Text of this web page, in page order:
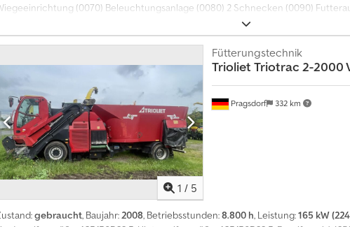
(0070) Beleuchtungsanlage (0080) 2 Schnecken (0090)
1 / 5
Pragsdorf 332 km
Fütterungstechnik
Trioliet Triotrac 2-2000
gebraucht, Baujahr:2008, Betriebsstunden:8.800 h, Leistung:165 kW